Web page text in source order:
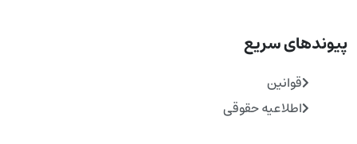
پیوندهای سریع
قوانین
اطلاعیه حقوقی